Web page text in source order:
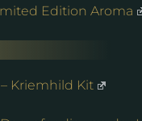
Edition Aroma
Kriemhild Kit